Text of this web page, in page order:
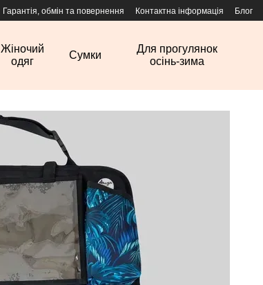
Гарантія, обмін та повернення Контактна інформація Блог
Жіночий
одяг
Сумки
Для прогулянок
осінь-зима